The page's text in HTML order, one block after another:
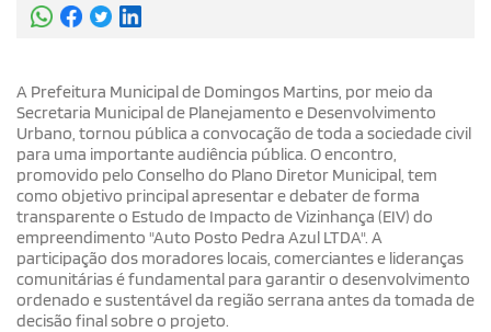
A Prefeitura Municipal de Domingos Martins, por meio da
Secretaria Municipal de Planejamento e Desenvolvimento
Urbano, tornou pública a convocação de toda a sociedade civil
para uma importante audiência pública. O encontro,
promovido pelo Conselho do Plano Diretor Municipal, tem
como objetivo principal apresentar e debater de forma
transparente o Estudo de Impacto de Vizinhança (EIV) do
empreendimento "Auto Posto Pedra Azul LTDA". A
participação dos moradores locais, comerciantes e lideranças
comunitárias é fundamental para garantir o desenvolvimento
ordenado e sustentável da região serrana antes da tomada de
decisão final sobre o projeto.